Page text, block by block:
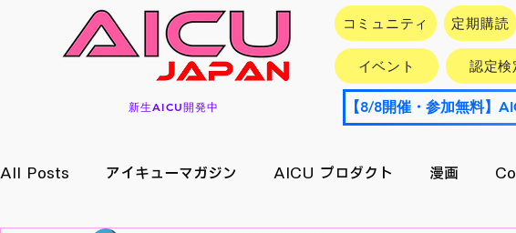
新生AICU開発中
コミュニティ 定期購読
イベント 認定検
All Posts アイキューマガジン AICU プロダクト 漫画